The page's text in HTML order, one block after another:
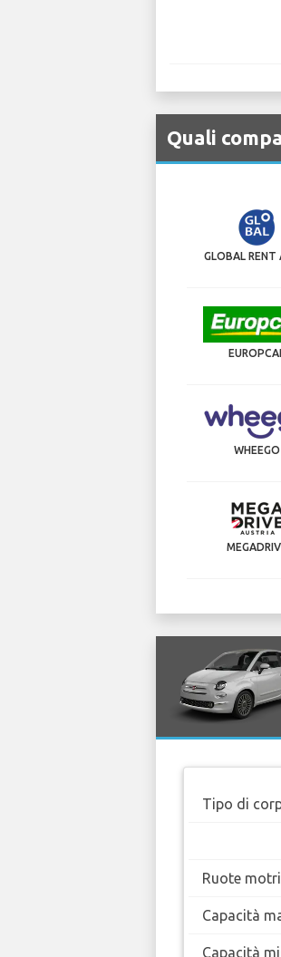
Quali
GLOBAL RENT
WHEEGO
Tipo di
Ruote
Capacità
Capacità